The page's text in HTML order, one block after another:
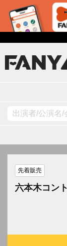
先着販売
六本木コン